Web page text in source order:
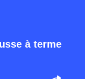
à terme